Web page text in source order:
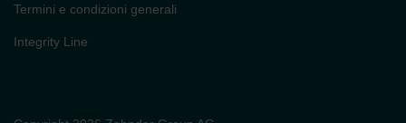
Termini e condizioni generali
Integrity Line